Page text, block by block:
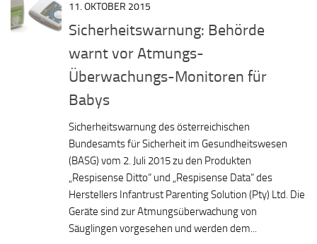
11. OKTOBER 2015
Sicherheitswarnung: Behörde
warnt vor Atmungs-
Überwachungs-Monitoren für
Babys
Sicherheitswarnung des österreichischen
Bundesamts für Sicherheit im Gesundheitswesen
(BASG) vom 2. Juli 2015 zu den Produkten
„Respisense Ditto“ und „Respisense Data“ des
Herstellers Infantrust Parenting Solution (Pty) Ltd. Die
Geräte sind zur Atmungsüberwachung von
Säuglingen vorgesehen und werden dem...